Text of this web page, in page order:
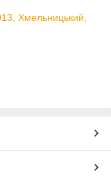
Хмельницький,